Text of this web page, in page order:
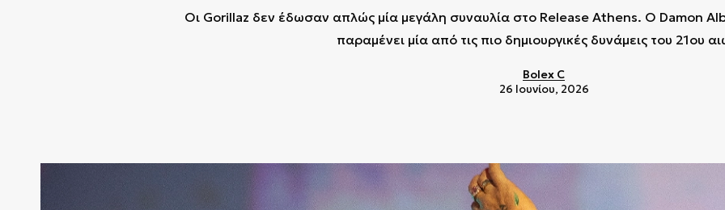
Οι Gorillaz δεν έδωσαν απλώς μία μεγάλη συναυλία στο Release Athens. Ο Damon
παραμένει μία από τις πιο δημιουργικές δυνάμεις του 21ου
Bolex C
26 Ιουνίου, 2026